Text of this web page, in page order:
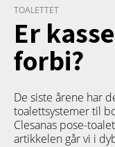
TOALETTET
Er
forbi?
De siste årene har
toalettsystemer til
Clesanas pose-
artikkelen går vi i